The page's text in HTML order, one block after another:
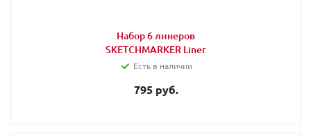
Набор 6 линеров
SKETCHMARKER Liner
Есть в наличии
795 руб.